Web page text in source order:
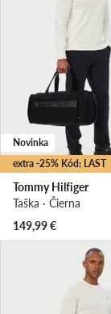
extra -25% Kód: LAST
Novinka
Tommy Hilfiger
Taška · Čierna
149,99€